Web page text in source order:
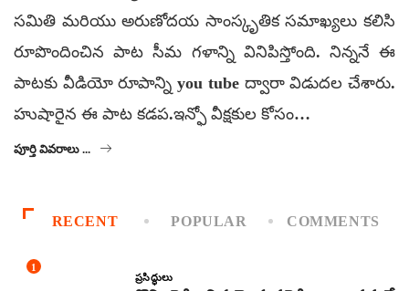
సమితి మరియు అరుణోదయ సాంస్కృతిక సమాఖ్యలు కలిసి
రూపొందించిన పాట సీమ గళాన్ని వినిపిస్తోంది. నిన్ననే ఈ
పాటకు వీడియో రూపాన్ని you tube ద్వారా విడుదల చేశారు.
హుషారైన ఈ పాట కడప.ఇన్ఫో వీక్షకుల కోసం…
పూర్తి వివరాలు ...
RECENT POPULAR COMMENTS
1
ప్రసిద్ధులు